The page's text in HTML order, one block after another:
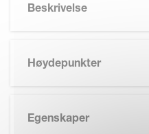
Beskrivelse
Høydepunkter
Egenskaper